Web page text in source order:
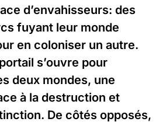
d’envahisseurs: des
fuyant leur monde
en coloniser un autre.
s’ouvre pour
deux mondes, une
à la destruction et
De côtés opposés,